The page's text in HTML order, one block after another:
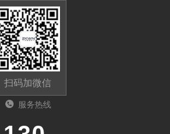
扫码加微信
服务热线